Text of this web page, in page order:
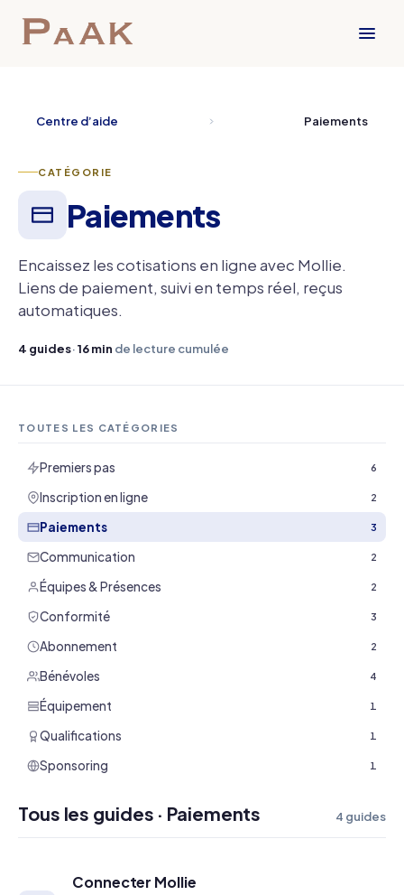
Centre d’aide Paiements
CATÉGORIE
Paiements
Encaissez les cotisations en ligne avec Mollie.
Liens de paiement, suivi en temps réel, reçus
automatiques.
4 guides·16 min de lecture cumulée
TOUTES LES CATÉGORIES
Premiers pas 6
Inscription en ligne 2
Paiements 3
Communication 2
Équipes & Présences 2
Conformité 3
Abonnement 2
Bénévoles 4
Équipement 1
Qualifications 1
Sponsoring 1
Tous les guides · Paiements 4 guides
Connecter Mollie